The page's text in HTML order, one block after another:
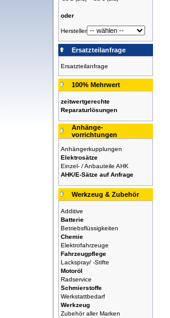
oder
Hersteller
Ersatzteilanfrage
Ersatzteilanfrage
100% Mehrwert
zeitwertgerechte
Reparaturlösungen
Anhänge-
vorrichtungen
Anhängerkupplungen
Elektrosätze
Einzel- / Anbauteile AHK
AHK/E-Sätze auf Anfrage
Werkzeug & Zubehör
Additive
Batterie
Betriebsflüssigkeiten
Chemie
Elektrofahrzeuge
Fahrzeugpflege
Lackspray/ -Stifte
Motoröl
Radservice
Schmierstoffe
Werkstattbedarf
Werkzeug
Zubehör aller Marken